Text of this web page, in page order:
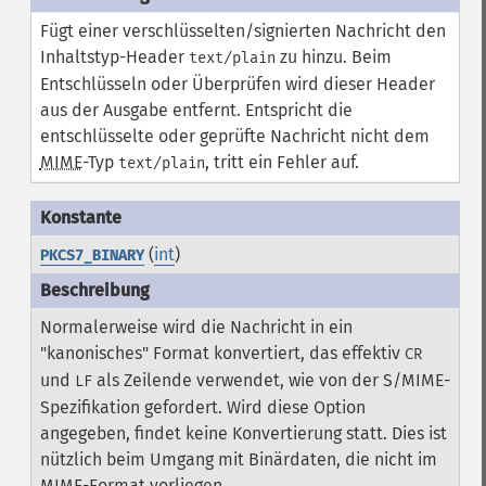
Fügt einer verschlüsselten/signierten Nachricht den
Inhaltstyp-Header text/plain zu hinzu. Beim
Entschlüsseln oder Überprüfen wird dieser Header
aus der Ausgabe entfernt. Entspricht die
entschlüsselte oder geprüfte Nachricht nicht dem
MIME-Typ text/plain, tritt ein Fehler auf.
PKCS7_BINARY(int)
Normalerweise wird die Nachricht in ein
"kanonisches" Format konvertiert, das effektiv CR
und LFals Zeilende verwendet, wie von der S/MIME-
Spezifikation gefordert. Wird diese Option
angegeben, findet keine Konvertierung statt. Dies ist
nützlich beim Umgang mit Binärdaten, die nicht im